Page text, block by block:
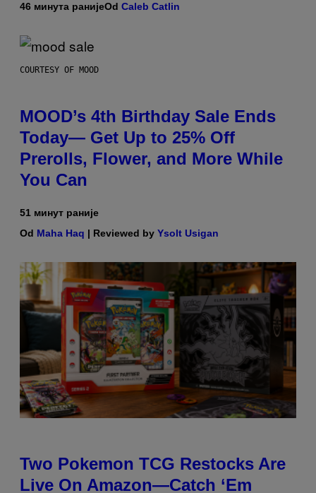
46 минута ранијеOd Caleb Catlin
COURTESY OF MOOD
MOOD’s 4th Birthday Sale Ends
Today— Get Up to 25% Off
Prerolls, Flower, and More While
You Can
51 минут раније
Od Maha Haq | Reviewed by Ysolt Usigan
Two Pokemon TCG Restocks Are
Live On Amazon—Catch ‘Em